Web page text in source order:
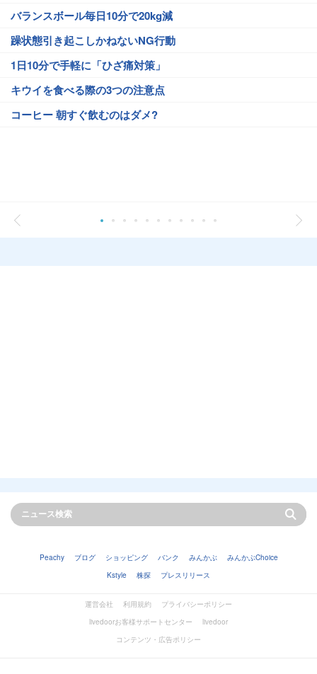
バランスボール毎日10分で20kg減
躁状態引き起こしかねないNG行動
1日10分で手軽に「ひざ痛対策」
キウイを食べる際の3つの注意点
コーヒー 朝すぐ飲むのはダメ?
Peachy ブログ ショッピング バンク みんかぶ
みんかぶChoice
Kstyle
株探 プレスリリース
運営会社 利用規約
プライバシーポリシー
livedoorお客様サポートセンター
livedoor
コンテンツ・広告ポリシー